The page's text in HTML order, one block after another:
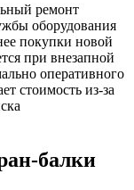
ремонт
оборудования
покупки новой
при внезапной
оперативного
стоимость из-за
балки